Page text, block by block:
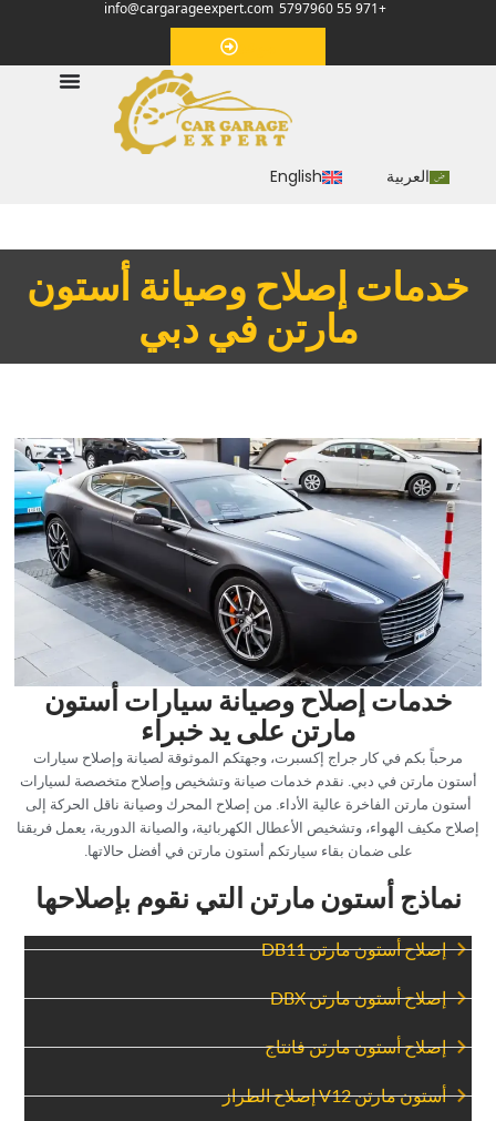
+971 55 5797960
info@cargarageexpert.com
‏موعد‏
العربية English
خدمات إصلاح وصيانة أستون
مارتن في دبي
‏نماذج أستون مارتن التي نقوم بإصلاحها‏
‏إصلاح أستون مارتن DB11‏
‏إصلاح أستون مارتن DBX‏
‏إصلاح أستون مارتن فانتاج‏
‏أستون مارتن V12 إصلاح الطراز‏
خدمات إصلاح وصيانة سيارات أستون
مارتن على يد خبراء
مرحباً بكم في كار جراج إكسبرت، وجهتكم الموثوقة لصيانة وإصلاح سيارات
أستون مارتن في دبي. نقدم خدمات صيانة وتشخيص وإصلاح متخصصة لسيارات
أستون مارتن الفاخرة عالية الأداء. من إصلاح المحرك وصيانة ناقل الحركة إلى
إصلاح مكيف الهواء، وتشخيص الأعطال الكهربائية، والصيانة الدورية، يعمل فريقنا
على ضمان بقاء سيارتكم أستون مارتن في أفضل حالاتها.